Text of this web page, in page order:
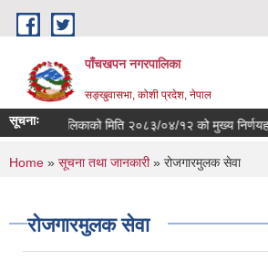
Skip to main content
पाँचखपन नगरपालिका
सङ्खु‍वासभा, कोशी प्रदेश, नेपाल
सूचनाः
कार्यपालिकाको मिति २०८३/०४/१२ को मुख्य निर्णयहरु ।
You are here
Home » सूचना तथा जानकारी» रोजगारमुलक सेवा
रोजगारमुलक सेवा